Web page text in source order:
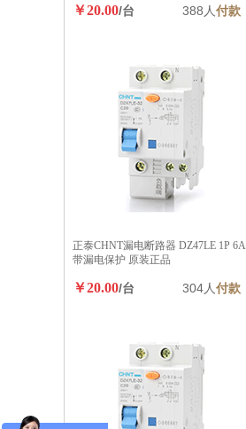
￥20.00/台 388人付款
正泰CHNT漏电断路器 DZ47LE 1P 6A
带漏电保护 原装正品
￥20.00/台 304人付款